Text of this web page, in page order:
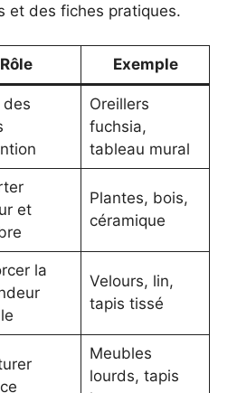
et des fiches pratiques.
Rôle Exemple
des
Oreillers
fuchsia,
tableau mural
et
Plantes, bois,
céramique
la
Velours, lin,
tapis tissé
Meubles
lourds, tapis